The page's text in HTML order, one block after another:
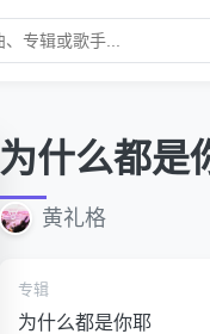
为什么都是
黄礼格
专辑
为什么都是你耶